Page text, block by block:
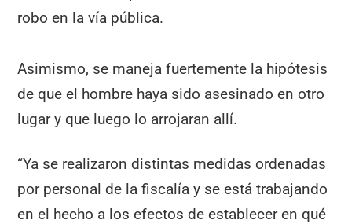
robo en la vía pública.
Asimismo, se maneja fuertemente la hipótesis
de que el hombre haya sido asesinado en otro
lugar y que luego lo arrojaran allí.
“Ya se realizaron distintas medidas ordenadas
por personal de la fiscalía y se está trabajando
en el hecho a los efectos de establecer en qué